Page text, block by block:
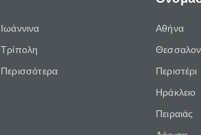
Ιωάννινα
Τρίπολη
Περισσότερα
Αθήνα
Περιστέρι
Ηράκλειο
Πειραιάς